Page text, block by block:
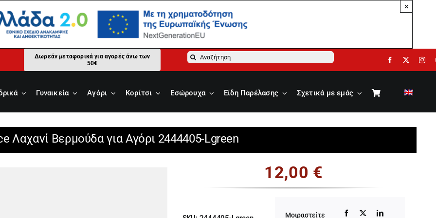
×
Δωρεάν μεταφορικά για αγορές άνω των
50€
Αναζήτηση
Γυναικεία Αγόρι Κορίτσι Εσώρουχα Είδη Παρέλασης Σχετικά με εμάς
Λαχανί Βερμούδα για Αγόρι 2444405-Lgreen
12,00 €
Μοιραστείτε